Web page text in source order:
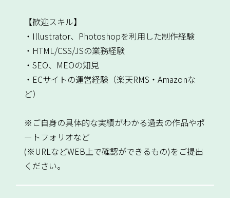
【歓迎スキル】
・Illustrator、Photoshopを利用した制作経験
・HTML/CSS/JSの業務経験
・SEO、MEOの知見
・ECサイトの運営経験（楽天RMS・Amazonな
ど）
※ご自身の具体的な実績がわかる過去の作品やポ
ートフォリオなど
(※URLなどWEB上で確認ができるもの)をご提出
ください。